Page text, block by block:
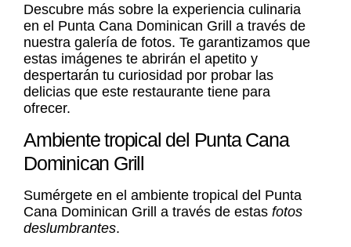
Descubre más sobre la experiencia culinaria
en el Punta Cana Dominican Grill a través de
nuestra galería de fotos. Te garantizamos que
estas imágenes te abrirán el apetito y
despertarán tu curiosidad por probar las
delicias que este restaurante tiene para
ofrecer.
Ambiente tropical del Punta Cana
Dominican Grill
Sumérgete en el ambiente tropical del Punta
Cana Dominican Grill a través de estas fotos
deslumbrantes.